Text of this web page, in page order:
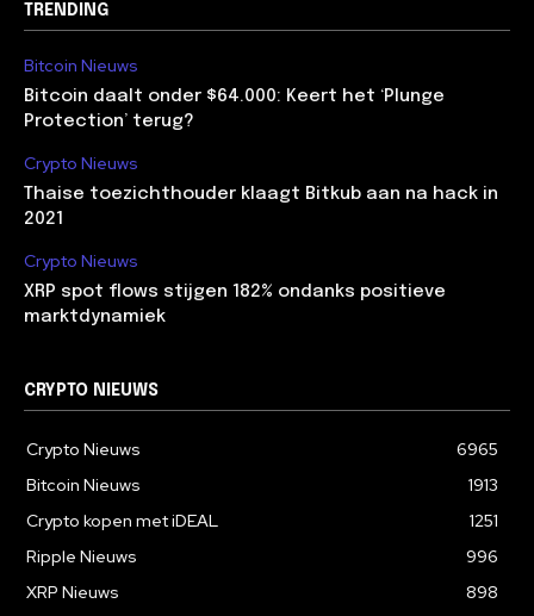
TRENDING
Bitcoin Nieuws
Bitcoin daalt onder $64.000: Keert het ‘Plunge
Protection’ terug?
Crypto Nieuws
Thaise toezichthouder klaagt Bitkub aan na hack in
2021
Crypto Nieuws
XRP spot flows stijgen 182% ondanks positieve
marktdynamiek
CRYPTO NIEUWS
Crypto Nieuws
6965
Bitcoin Nieuws
1913
Crypto kopen met iDEAL
1251
Ripple Nieuws
996
XRP Nieuws
898